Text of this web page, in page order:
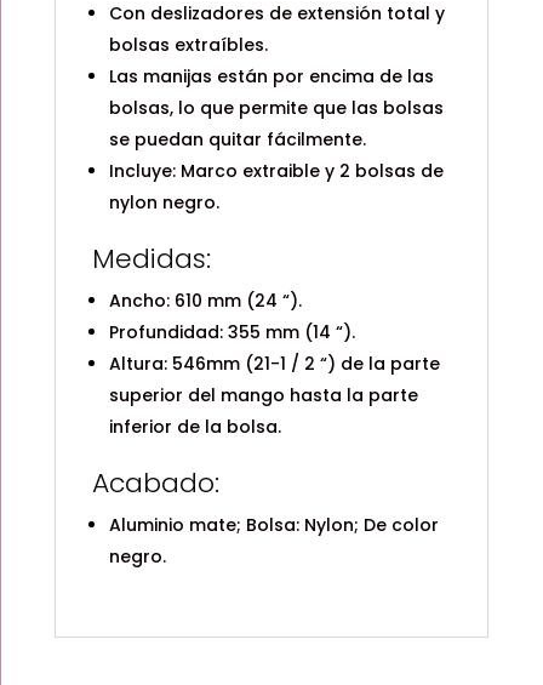
Con deslizadores de extensión total y
bolsas extraíbles.
Las manijas están por encima de las
bolsas, lo que permite que las bolsas
se puedan quitar fácilmente.
Incluye: Marco extraible y 2 bolsas de
nylon negro.
Medidas:
Ancho: 610 mm (24 “).
Profundidad: 355 mm (14 “).
Altura: 546mm (21-1 / 2 “) de la parte
superior del mango hasta la parte
inferior de la bolsa.
Acabado:
Aluminio mate; Bolsa: Nylon; De color
negro.